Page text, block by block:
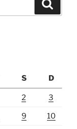
S D
2 3
9 10